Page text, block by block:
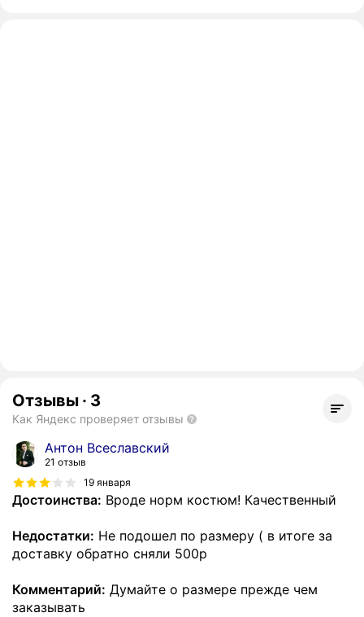
Отзывы · 3
Как Яндекс проверяет отзывы
Антон Всеславский
21 отзыв
19 января
Достоинства: Вроде норм костюм! Качественный
Недостатки: Не подошел по размеру ( в итоге за
доставку обратно сняли 500р
Комментарий: Думайте о размере прежде чем
заказывать